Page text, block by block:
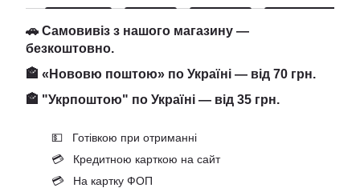
🚗 Самовивіз з нашого магазину —
безкоштовно.
🏤 «Нововю поштою» по Україні — від 70 грн.
🏤 "Укрпоштою" по Україні — від 35 грн.
💵 Готівкою при отриманні
💳 Кредитною карткою на сайт
💳 На картку ФОП